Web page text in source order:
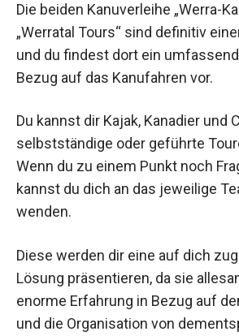
Die beiden Kanuverleihe „Werra-
„Werratal Tours“ sind definitiv
und du findest dort ein
Bezug auf das Kanufahren vor.
Du kannst dir Kajak, Kanadier und
selbstständige oder geführte
Wenn du zu einem Punkt noch
kannst du dich an das jeweilige
wenden.
Diese werden dir eine auf dich
Lösung präsentieren, da sie
enorme Erfahrung in Bezug auf
und die Organisation von